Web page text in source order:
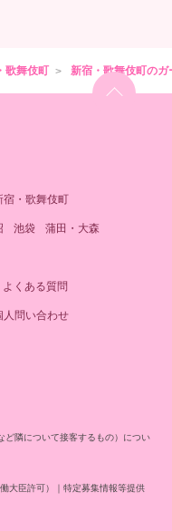
歌舞伎町 新宿・歌舞伎町のガ
宿・歌舞伎町
池袋 蒲田・大森
よくある質問
人問い合わせ
ど隣について接客するもの）につい
大臣許可）｜特定募集情報等提供